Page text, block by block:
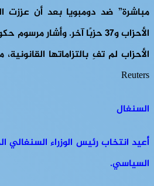
مباشرة” ضد دومبويا بعد أن عززت
الأحزاب و37 حزبًا آخر. وأشار
الأحزاب لم تفِ بالتزاماتها
Reuters
السنغال
أُعيد انتخاب رئيس الوزراء السنغالي
السياسي.